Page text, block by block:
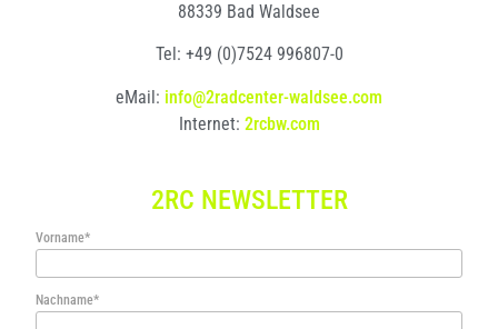
88339 Bad Waldsee
Tel: +49 (0)7524 996807-0
eMail: info@2radcenter-waldsee.com
Internet: 2rcbw.com
2RC NEWSLETTER
Vorname*
Nachname*